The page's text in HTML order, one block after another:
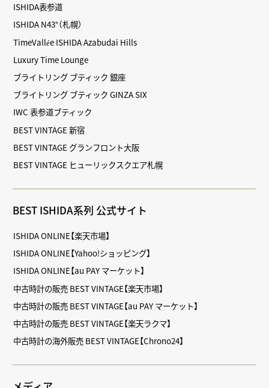
ISHIDA表参道
ISHIDA N43°（札幌）
TimeVallée ISHIDA Azabudai Hills
Luxury Time Lounge
ブライトリング ブティック 銀座
ブライトリング ブティック GINZA SIX
IWC 表参道ブティック
BEST VINTAGE 新宿
BEST VINTAGE グランフロント大阪
BEST VINTAGE ヒューリックスクエア札幌
BEST ISHIDA系列 公式サイト
ISHIDA ONLINE【楽天市場】
ISHIDA ONLINE【Yahoo!ショッピング】
ISHIDA ONLINE【au PAY マーケット】
中古時計の販売 BEST VINTAGE【楽天市場】
中古時計の販売 BEST VINTAGE【au PAY マーケット】
中古時計の販売 BEST VINTAGE【楽天ラクマ】
中古時計の海外販売 BEST VINTAGE【Chrono24】